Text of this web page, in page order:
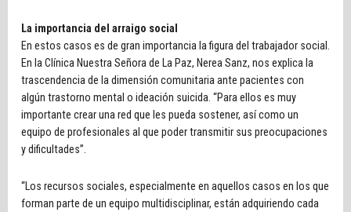
La importancia del arraigo social
En estos casos es de gran importancia la figura del trabajador social.
En la Clínica Nuestra Señora de La Paz, Nerea Sanz, nos explica la
trascendencia de la dimensión comunitaria ante pacientes con
algún trastorno mental o ideación suicida. “Para ellos es muy
importante crear una red que les pueda sostener, así como un
equipo de profesionales al que poder transmitir sus preocupaciones
y dificultades”.
“Los recursos sociales, especialmente en aquellos casos en los que
forman parte de un equipo multidisciplinar, están adquiriendo cada